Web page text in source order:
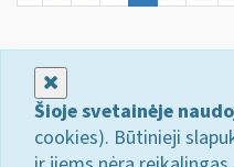
Šioje svetainėje
cookies). Būtinieji